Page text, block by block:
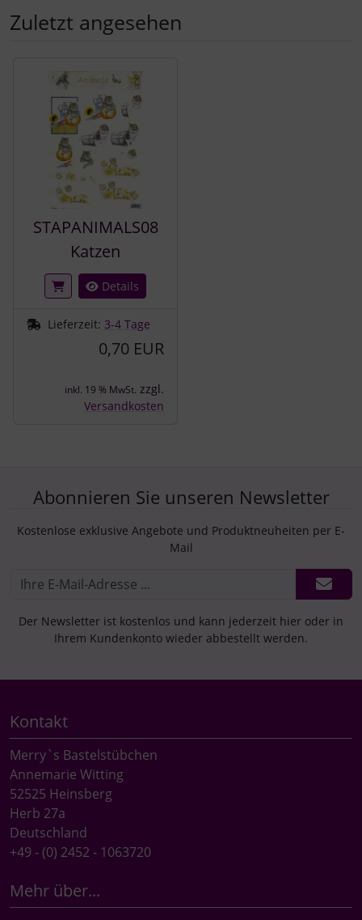
Zuletzt angesehen
STAPANIMALS08
Katzen
Details
Lieferzeit: 3-4 Tage
0,70 EUR
inkl. 19 % MwSt. zzgl.
Versandkosten
Abonnieren Sie unseren Newsletter
Kostenlose exklusive Angebote und Produktneuheiten per E-
Mail
Der Newsletter ist kostenlos und kann jederzeit hier oder in
Ihrem Kundenkonto wieder abbestellt werden.
Kontakt
Merry`s Bastelstübchen
Annemarie Witting
52525 Heinsberg
Herb 27a
Deutschland
+49 - (0) 2452 - 1063720
Mehr über...